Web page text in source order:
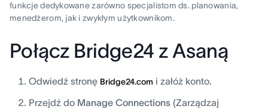
funkcje dedykowane zarówno specjalistom ds. planowania,
menedżerom, jak i zwykłym użytkownikom.
Połącz Bridge24 z Asaną
Odwiedź stronę Bridge24.com i załóż konto.
Przejdź do Manage Connections (Zarządzaj